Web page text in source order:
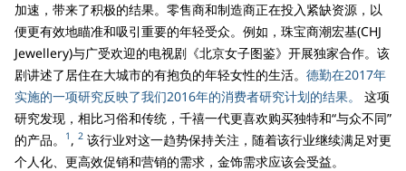
加速，带来了积极的结果。零售商和制造商正在投入紧缺资源，以
便更有效地瞄准和吸引重要的年轻受众。例如，珠宝商潮宏基(CHJ
Jewellery)与广受欢迎的电视剧《北京女子图鉴》开展独家合作。该
剧讲述了居住在大城市的有抱负的年轻女性的生活。 德勤在2017年
实施的一项研究反映了我们2016年的消费者研究计划的结果。
这项
研究发现，相比习俗和传统，千禧一代更喜欢购买独特和“与众不同”
的产品。
1 , 2 该行业对这一趋势保持关注，随着该行业继续满足对更
个人化、更高效促销和营销的需求，金饰需求应该会受益。